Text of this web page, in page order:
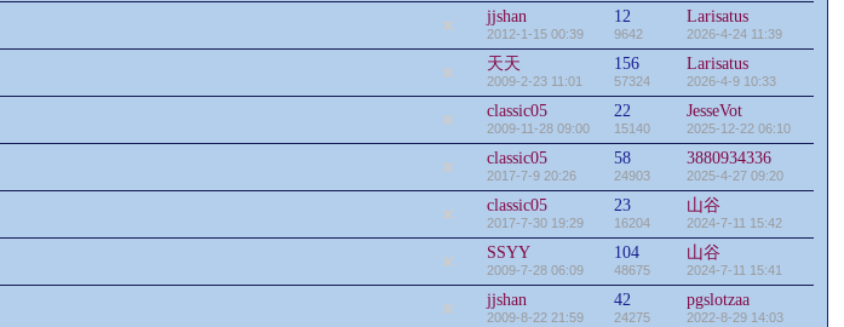
jjshan
2012-1-15 00:39
12
9642
Larisatus
2026-4-24 11:39
天天
2009-2-23 11:01
156
57324
Larisatus
2026-4-9 10:33
classic05
2009-11-28 09:00
22
15140
JesseVot
2025-12-22 06:10
classic05
2017-7-9 20:26
58
24903
3880934336
2025-4-27 09:20
classic05
2017-7-30 19:29
23
16204
山谷
2024-7-11 15:42
SSYY
2009-7-28 06:09
104
48675
山谷
2024-7-11 15:41
jjshan
2009-8-22 21:59
42
24275
pgslotzaa
2022-8-29 14:03